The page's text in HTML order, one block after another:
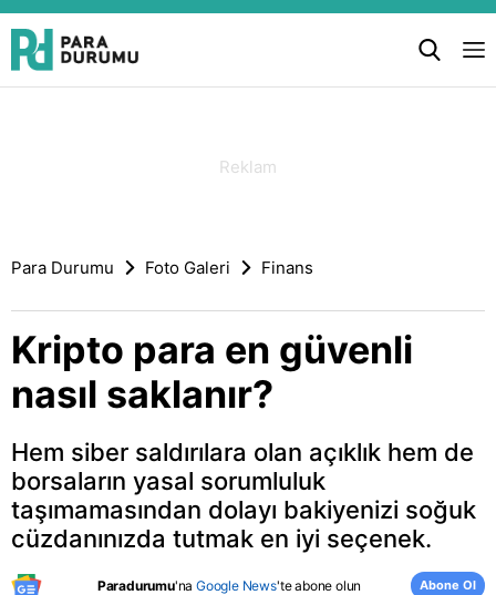
Para Durumu Foto Galeri Finans
Kripto para en güvenli
nasıl saklanır?
Hem siber saldırılara olan açıklık hem de
borsaların yasal sorumluluk
taşımamasından dolayı bakiyenizi soğuk
cüzdanınızda tutmak en iyi seçenek.
Paradurumu'naGoogle News'te abone olun Abone Ol